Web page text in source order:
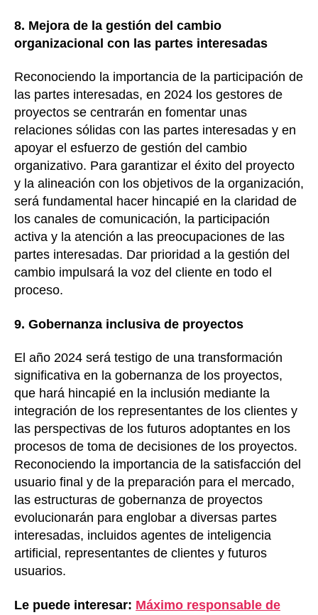
8. Mejora de la gestión del cambio
organizacional con las partes interesadas
Reconociendo la importancia de la participación de
las partes interesadas, en 2024 los gestores de
proyectos se centrarán en fomentar unas
relaciones sólidas con las partes interesadas y en
apoyar el esfuerzo de gestión del cambio
organizativo. Para garantizar el éxito del proyecto
y la alineación con los objetivos de la organización,
será fundamental hacer hincapié en la claridad de
los canales de comunicación, la participación
activa y la atención a las preocupaciones de las
partes interesadas. Dar prioridad a la gestión del
cambio impulsará la voz del cliente en todo el
proceso.
9. Gobernanza inclusiva de proyectos
El año 2024 será testigo de una transformación
significativa en la gobernanza de los proyectos,
que hará hincapié en la inclusión mediante la
integración de los representantes de los clientes y
las perspectivas de los futuros adoptantes en los
procesos de toma de decisiones de los proyectos.
Reconociendo la importancia de la satisfacción del
usuario final y de la preparación para el mercado,
las estructuras de gobernanza de proyectos
evolucionarán para englobar a diversas partes
interesadas, incluidos agentes de inteligencia
artificial, representantes de clientes y futuros
usuarios.
Le puede interesar: Máximo responsable de